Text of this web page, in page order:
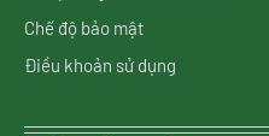
Chế độ bảo mật
Điều khoản sử dụng